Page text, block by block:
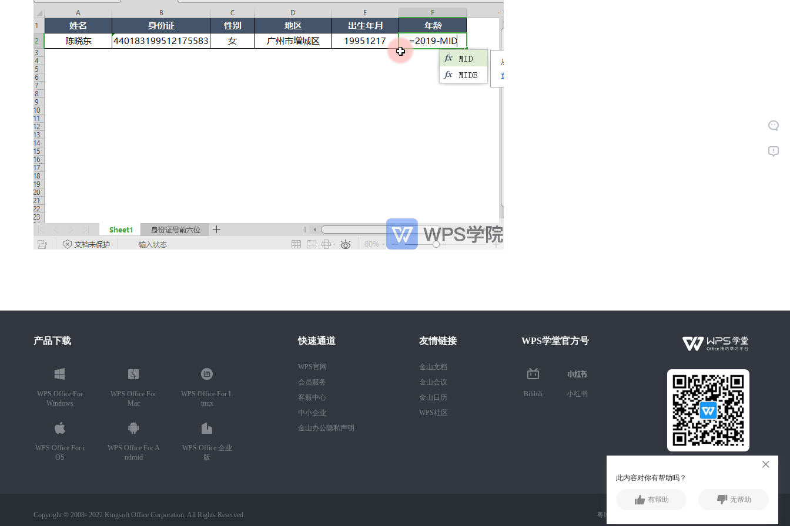
此内容对你有帮助吗？
有帮助 无帮助
产品下载
WPS Office For
Windows
WPS Office For
Mac
WPS Office For L
inux
WPS Office For i
OS
WPS Office For A
ndroid
WPS Office 企业
版
快速通道
WPS官网
会员服务
客服中心
中小企业
金山办公隐私声明
友情链接
金山文档
金山会议
金山日历
WPS社区
WPS学堂官方号
Bilibili 小红书
Copyright © 2008- 2022 Kingsoft Office Corporation, All Rights Reserved. 粤ICP备13015957号-1 公安备案号：44049102496073